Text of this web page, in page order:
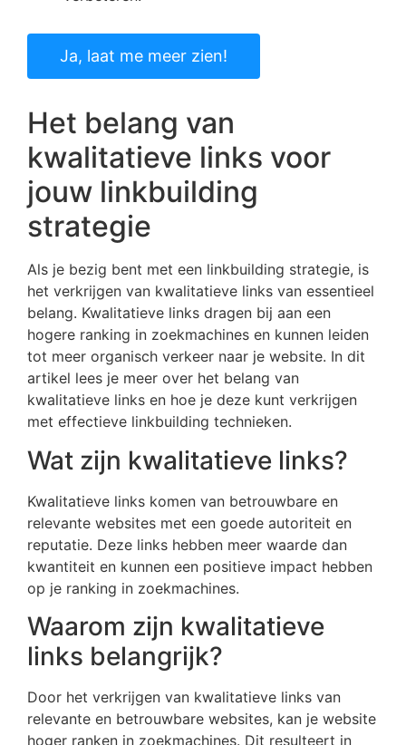
Ja, laat me meer zien!
Het belang van
kwalitatieve links voor
jouw linkbuilding
strategie
Als je bezig bent met een linkbuilding strategie, is
het verkrijgen van kwalitatieve links van essentieel
belang. Kwalitatieve links dragen bij aan een
hogere ranking in zoekmachines en kunnen leiden
tot meer organisch verkeer naar je website. In dit
artikel lees je meer over het belang van
kwalitatieve links en hoe je deze kunt verkrijgen
met effectieve linkbuilding technieken.
Wat zijn kwalitatieve links?
Kwalitatieve links komen van betrouwbare en
relevante websites met een goede autoriteit en
reputatie. Deze links hebben meer waarde dan
kwantiteit en kunnen een positieve impact hebben
op je ranking in zoekmachines.
Waarom zijn kwalitatieve
links belangrijk?
Door het verkrijgen van kwalitatieve links van
relevante en betrouwbare websites, kan je website
hoger ranken in zoekmachines. Dit resulteert in